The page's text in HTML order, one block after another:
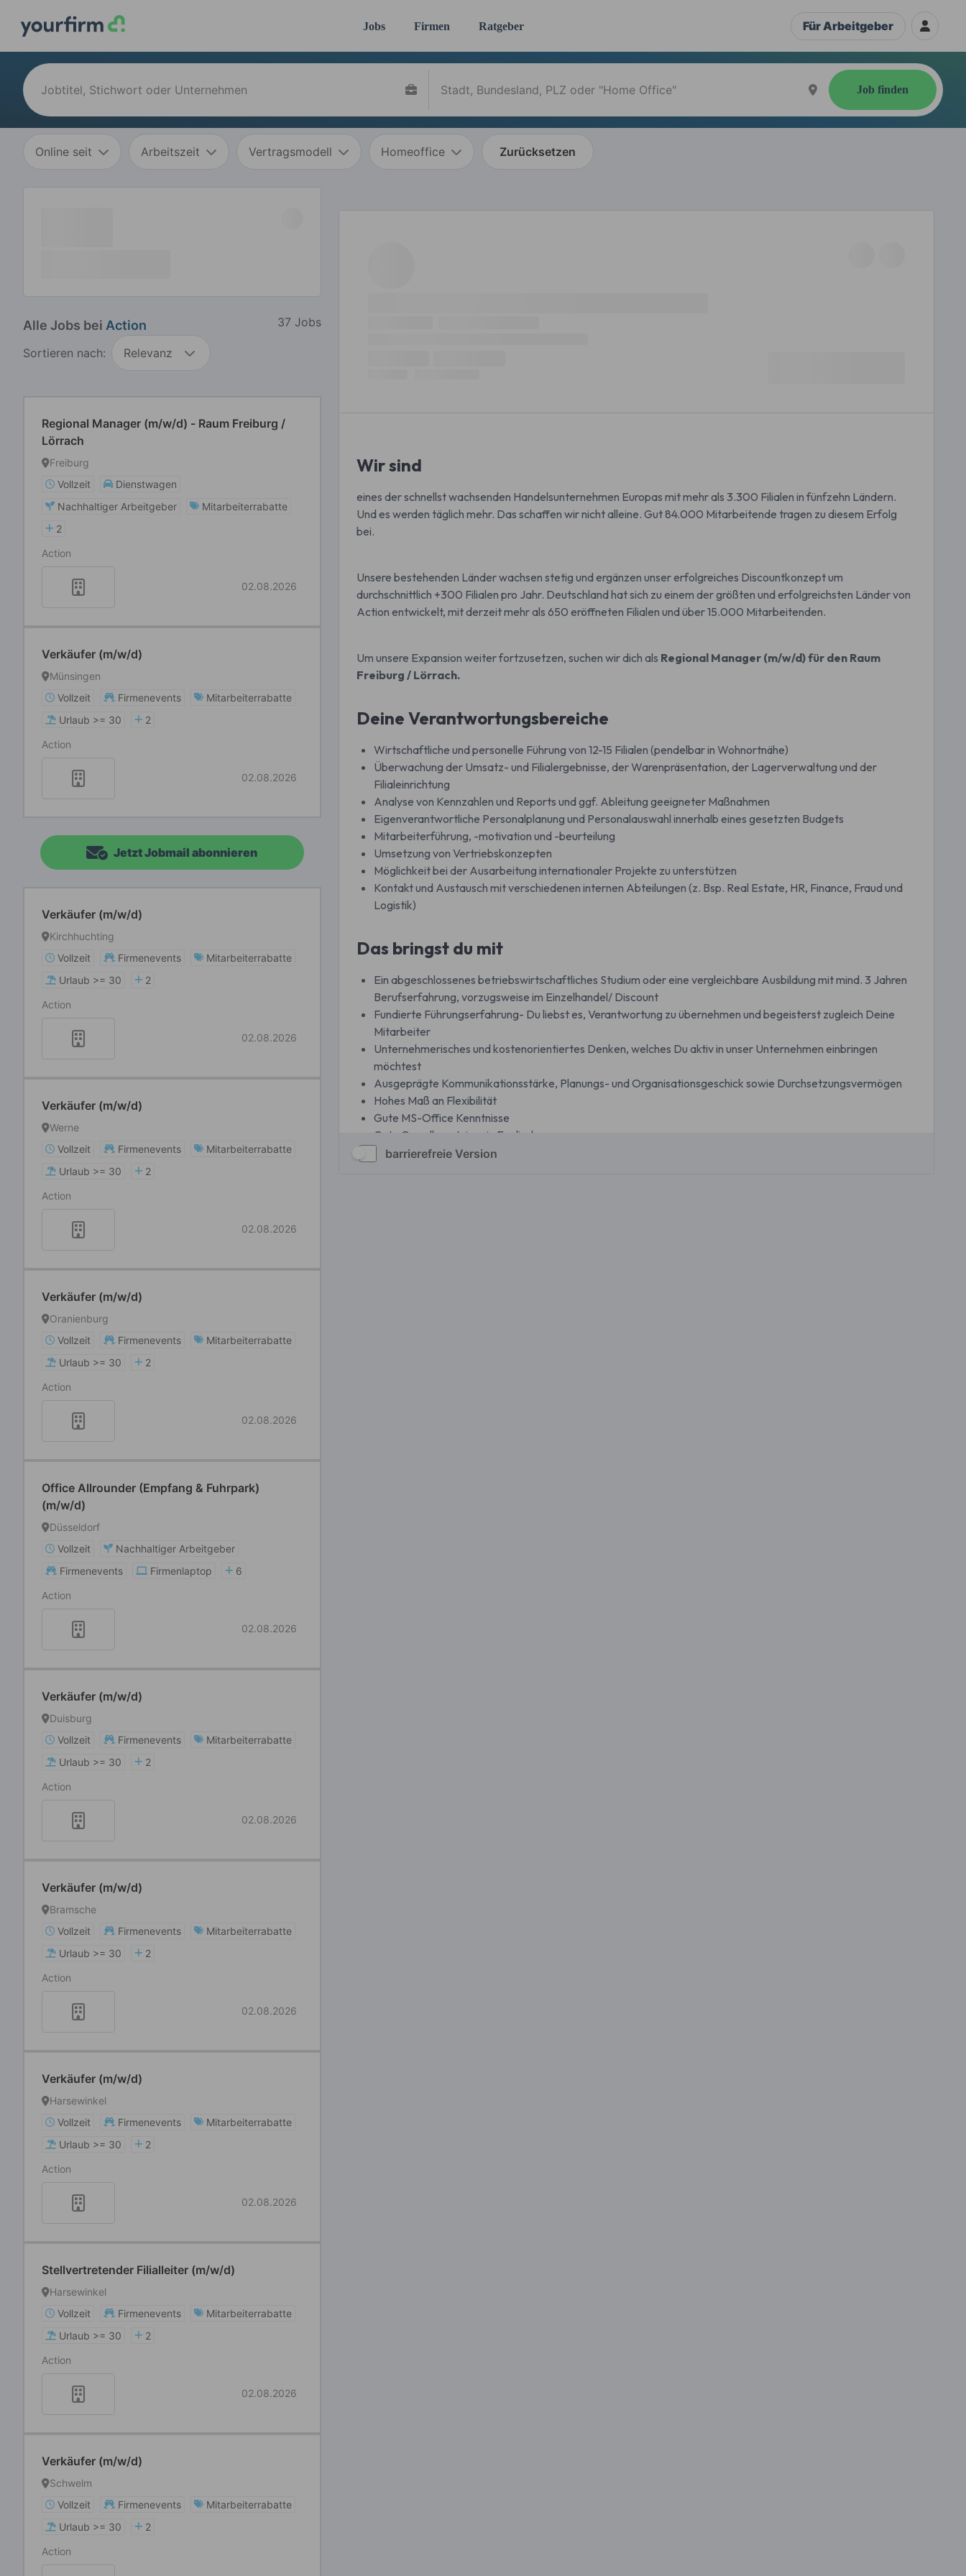
Jobs Firmen Ratgeber Für Arbeitgeber
Job finden
Online seit Arbeitszeit Vertragsmodell Homeoffice Zurücksetzen
Alle Jobs bei Action 37 Jobs
Sortieren nach: Relevanz
Regional Manager (m/w/d) - Raum Freiburg /
Lörrach
Freiburg
Vollzeit
Dienstwagen
Nachhaltiger Arbeitgeber
Mitarbeiterrabatte
2
Action
02.08.2026
Verkäufer (m/w/d)
Münsingen
Vollzeit
Firmenevents
Mitarbeiterrabatte
Urlaub >= 30
2
Action
02.08.2026
Jetzt Jobmail abonnieren
Verkäufer (m/w/d)
Kirchhuchting
Vollzeit
Firmenevents
Mitarbeiterrabatte
Urlaub >= 30
2
Action
02.08.2026
Verkäufer (m/w/d)
Werne
Vollzeit
Firmenevents
Mitarbeiterrabatte
Urlaub >= 30
2
Action
02.08.2026
Verkäufer (m/w/d)
Oranienburg
Vollzeit
Firmenevents
Mitarbeiterrabatte
Urlaub >= 30
2
Action
02.08.2026
Office Allrounder (Empfang & Fuhrpark)
(m/w/d)
Düsseldorf
Vollzeit
Nachhaltiger Arbeitgeber
Firmenevents
Firmenlaptop
6
Action
02.08.2026
Verkäufer (m/w/d)
Duisburg
Vollzeit
Firmenevents
Mitarbeiterrabatte
Urlaub >= 30
2
Action
02.08.2026
Verkäufer (m/w/d)
Bramsche
Vollzeit
Firmenevents
Mitarbeiterrabatte
Urlaub >= 30
2
Action
02.08.2026
Verkäufer (m/w/d)
Harsewinkel
Vollzeit
Firmenevents
Mitarbeiterrabatte
Urlaub >= 30
2
Action
02.08.2026
Stellvertretender Filialleiter (m/w/d)
Harsewinkel
Vollzeit
Firmenevents
Mitarbeiterrabatte
Urlaub >= 30
2
Action
02.08.2026
Verkäufer (m/w/d)
Schwelm
Vollzeit
Firmenevents
Mitarbeiterrabatte
Urlaub >= 30
2
Action
barrierefreie Version